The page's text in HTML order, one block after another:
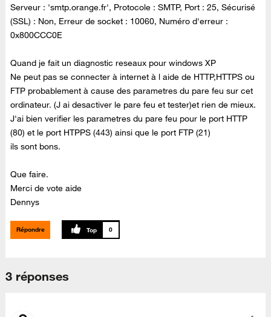
Serveur : 'smtp.orange.fr', Protocole : SMTP, Port : 25, Sécurisé
(SSL) : Non, Erreur de socket : 10060, Numéro d'erreur :
0x800CCC0E
Quand je fait un diagnostic reseaux pour windows XP
Ne peut pas se connecter à internet à l aide de HTTP,HTTPS ou
FTP probablement à cause des parametres du pare feu sur cet
ordinateur. (J ai desactiver le pare feu et tester)et rien de mieux.
J'ai bien verifier les parametres du pare feu pour le port HTTP
(80) et le port HTPPS (443) ainsi que le port FTP (21)
ils sont bons.
Que faire.
Merci de vote aide
Dennys
Répondre 0
3 réponses